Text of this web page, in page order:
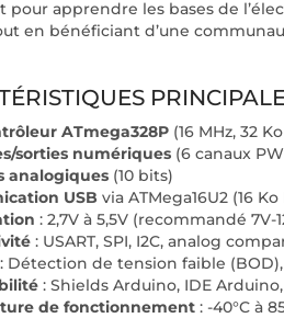
pour apprendre les bases de
en bénéficiant d’une
ATmega328P (16 MHz, 32
sorties numériques (6 canaux
analogiques (10 bits)
USB via ATMega16U2 (16 Ko
: 2,7V à 5,5V (recommandé 7V-
: USART, SPI, I2C, analog
: Détection de tension faible
: Shields Arduino, IDE
de fonctionnement : -40°C à